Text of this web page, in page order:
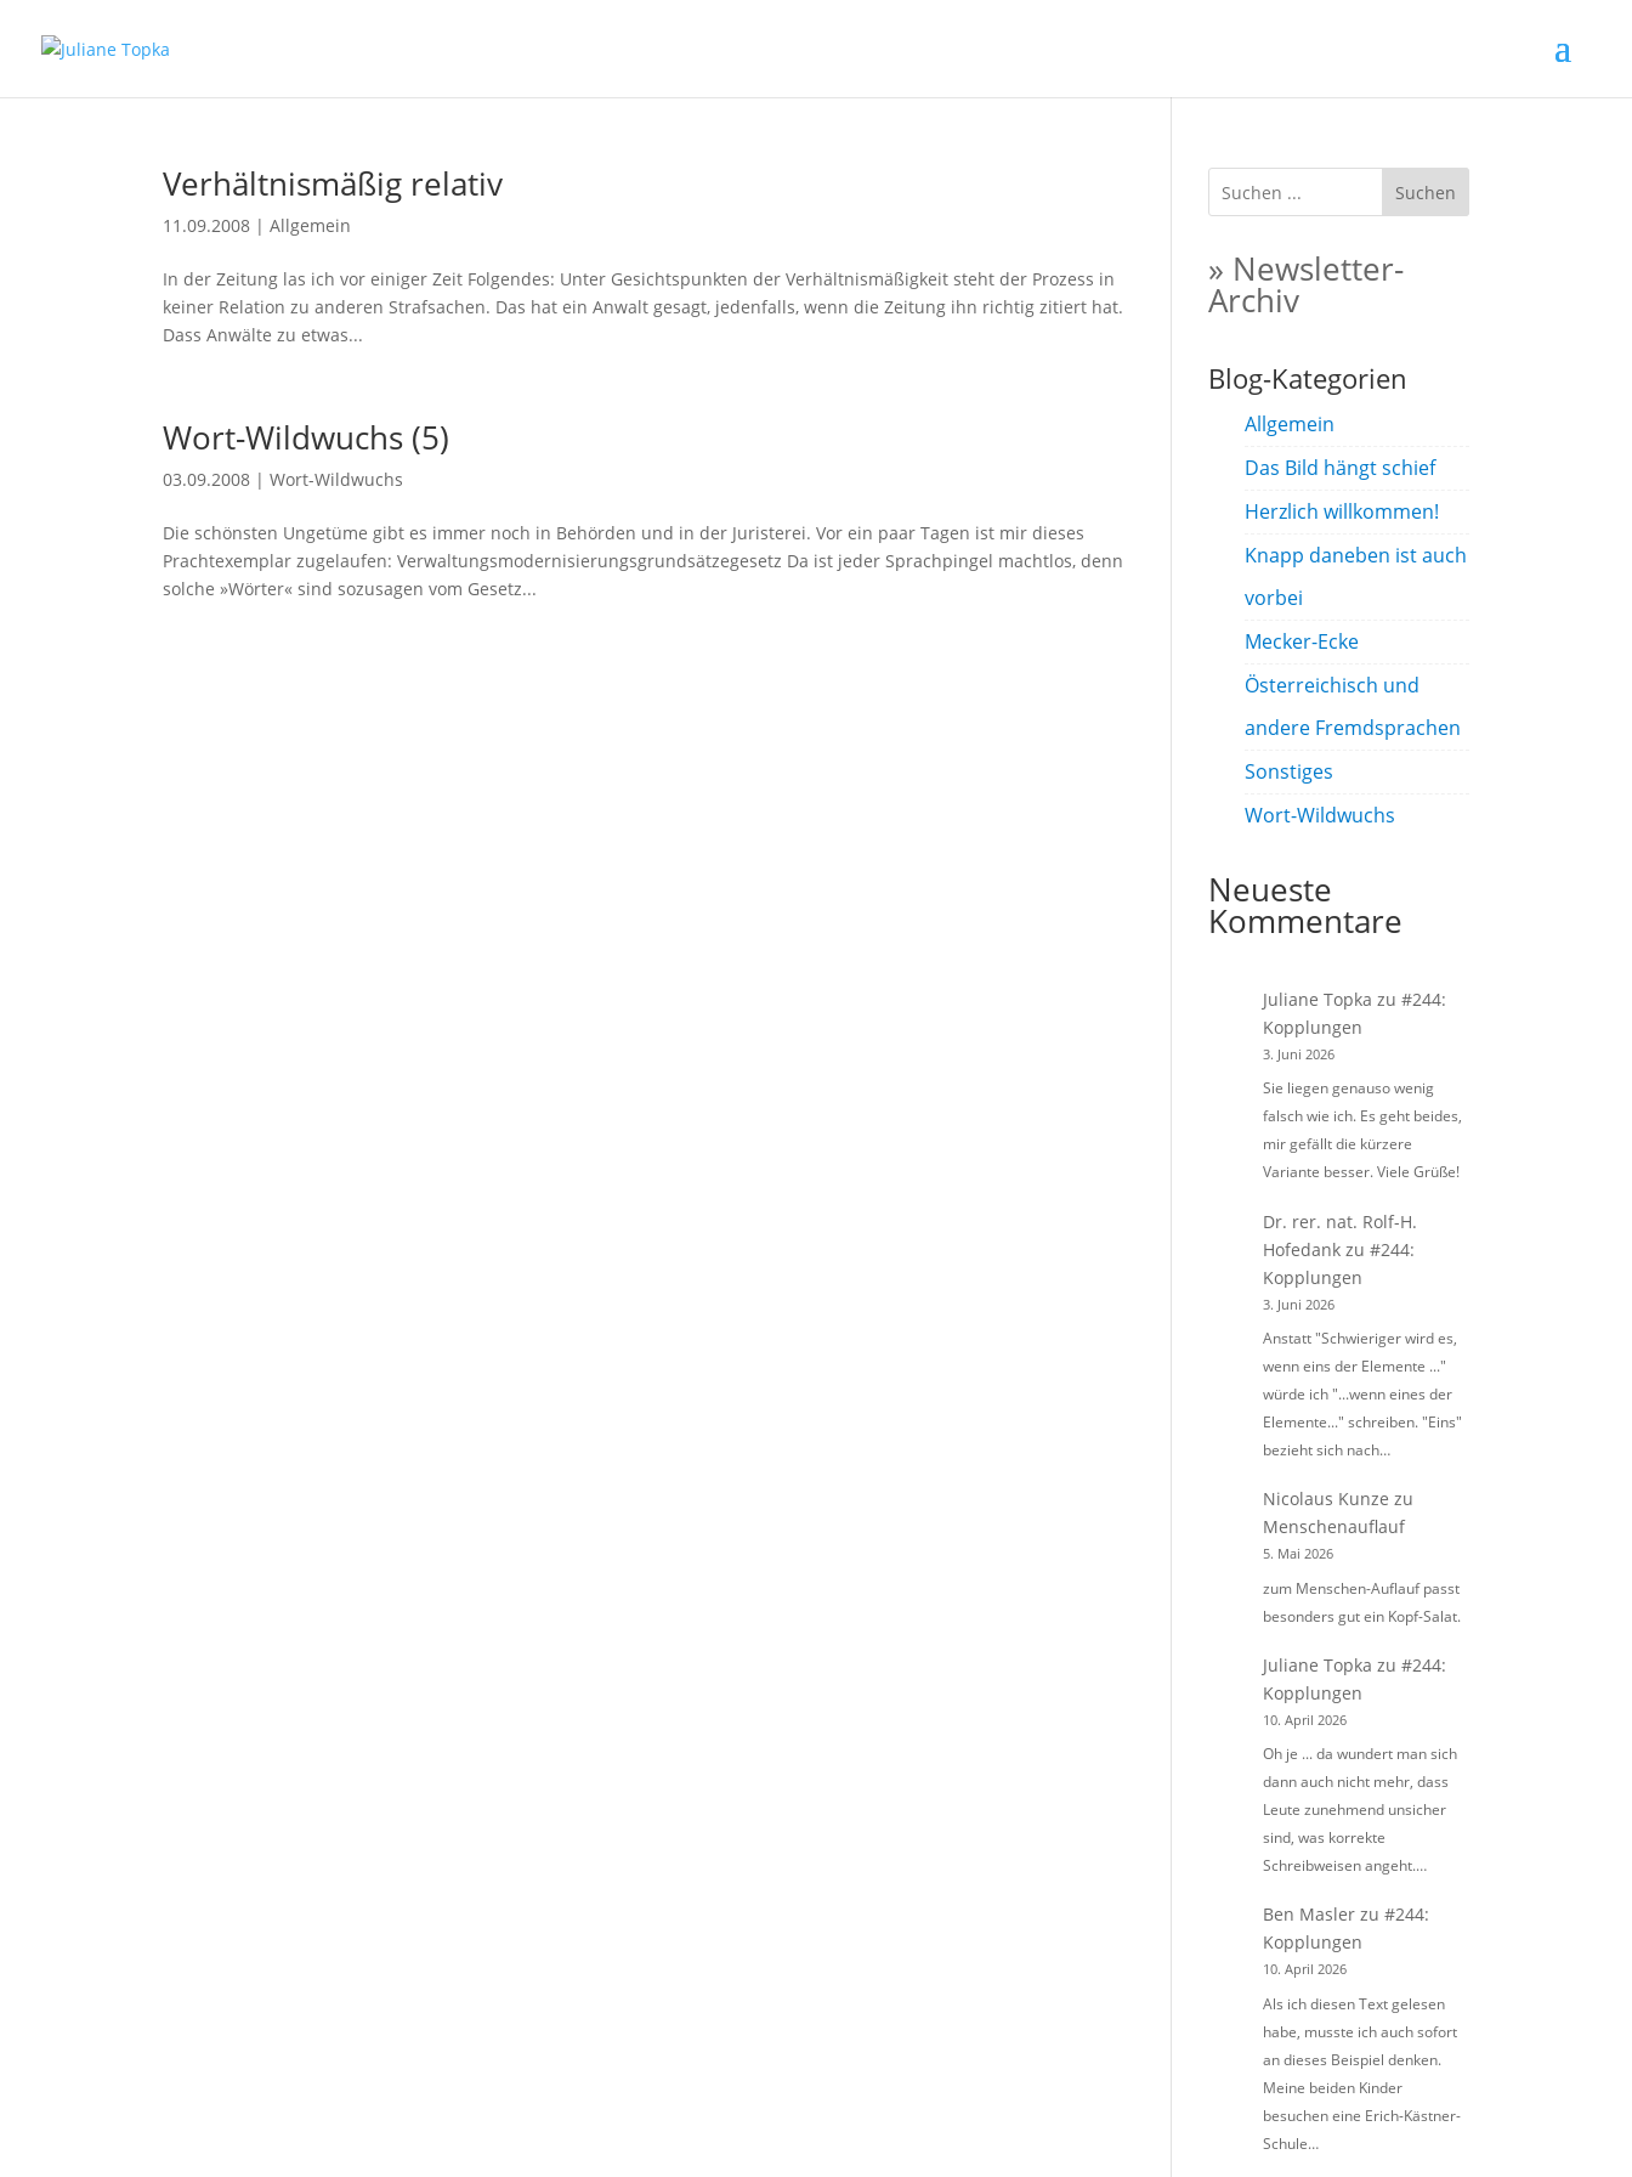
Verhältnismäßig relativ
11.09.2008 |Allgemein
In der Zeitung las ich vor einiger Zeit Folgendes: Unter Gesichtspunkten der Verhältnismäßigkeit steht der Prozess in
keiner Relation zu anderen Strafsachen. Das hat ein Anwalt gesagt, jedenfalls, wenn die Zeitung ihn richtig zitiert hat.
Dass Anwälte zu etwas...
Wort-Wildwuchs (5)
03.09.2008 |Wort-Wildwuchs
Die schönsten Ungetüme gibt es immer noch in Behörden und in der Juristerei. Vor ein paar Tagen ist mir dieses
Prachtexemplar zugelaufen: Verwaltungsmodernisierungsgrundsätzegesetz Da ist jeder Sprachpingel machtlos, denn
solche »Wörter« sind sozusagen vom Gesetz...
Suchen
» Newsletter-
Archiv
Blog-Kategorien
Allgemein
Das Bild hängt schief
Herzlich willkommen!
Knapp daneben ist auch
vorbei
Mecker-Ecke
Österreichisch und
andere Fremdsprachen
Sonstiges
Wort-Wildwuchs
Neueste
Kommentare
Juliane Topka zu#244:
Kopplungen
3. Juni 2026
Sie liegen genauso wenig
falsch wie ich. Es geht beides,
mir gefällt die kürzere
Variante besser. Viele Grüße!
Dr. rer. nat. Rolf-H.
Hofedank zu#244:
Kopplungen
3. Juni 2026
Anstatt "Schwieriger wird es,
wenn eins der Elemente ..."
würde ich "...wenn eines der
Elemente..." schreiben. "Eins"
bezieht sich nach…
Nicolaus Kunze zu
Menschenauflauf
5. Mai 2026
zum Menschen-Auflauf passt
besonders gut ein Kopf-Salat.
Juliane Topka zu#244:
Kopplungen
10. April 2026
Oh je ... da wundert man sich
dann auch nicht mehr, dass
Leute zunehmend unsicher
sind, was korrekte
Schreibweisen angeht.…
Ben Masler zu#244:
Kopplungen
10. April 2026
Als ich diesen Text gelesen
habe, musste ich auch sofort
an dieses Beispiel denken.
Meine beiden Kinder
besuchen eine Erich-Kästner-
Schule…